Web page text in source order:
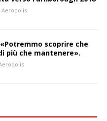
Aeropolis
«Potremmo scoprire che
più che mantenere».